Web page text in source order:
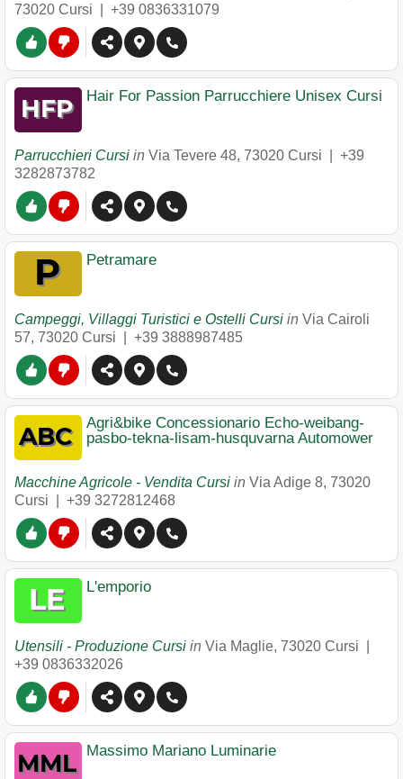
73020 Cursi +39 0836331079
Hair For Passion Parrucchiere Unisex Cursi
Parrucchieri Cursi in Via Tevere 48, 73020 Cursi
+39
3282873782
Petramare
Campeggi, Villaggi Turistici e Ostelli Cursi in Via Cairoli
57, 73020 Cursi +39 3888987485
Agri&bike Concessionario Echo-weibang-
pasbo-tekna-lisam-husquvarna Automower
Macchine Agricole - Vendita Cursi in Via Adige 8, 73020
Cursi
+39 3272812468
L'emporio
Utensili - Produzione Cursi in Via Maglie, 73020 Cursi
+39 0836332026
Massimo Mariano Luminarie